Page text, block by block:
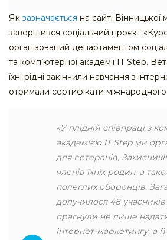
Як зазначається на сайті Вінницької
завершився соціальний проєкт
організований департаментом
та комп’ютерної академії IT Step.
їхні рідні закінчили навчання з
отримали сертифікати міжнародного
«У плідній співпраці з
академією IT Step ми
для ветеранів,
членів їхніх родин, а
полеглих оборонців.
долучилося 48
прагнули не лише
інтернет-маркетингу, а